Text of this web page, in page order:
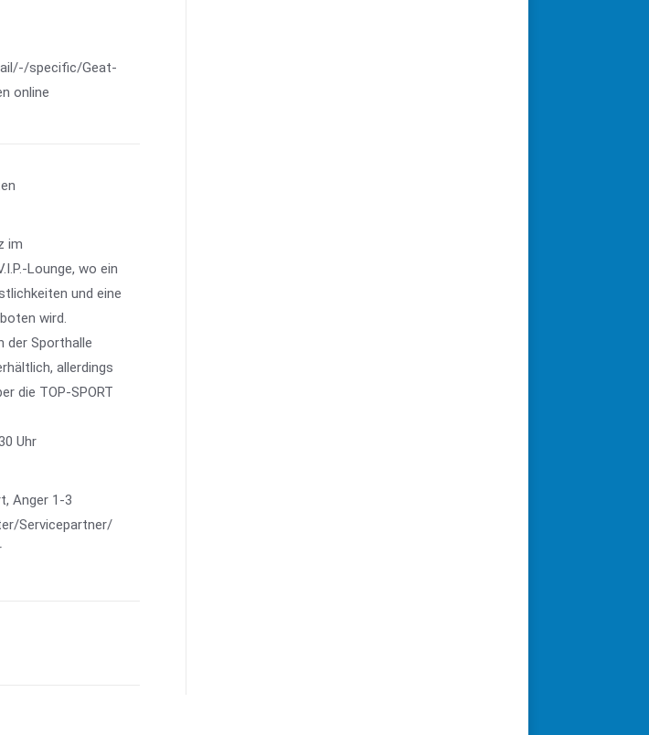
specific/Geat-
online
im
Lounge, wo ein
und eine
wird.
der Sporthalle
allerdings
die TOP-SPORT
Uhr
Anger 1-3
Servicepartner/